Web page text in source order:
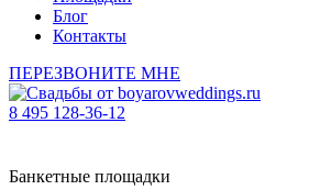
Блог
Контакты
ПЕРЕЗВОНИТЕ МНЕ
8 495 128-36-12
Банкетные площадки